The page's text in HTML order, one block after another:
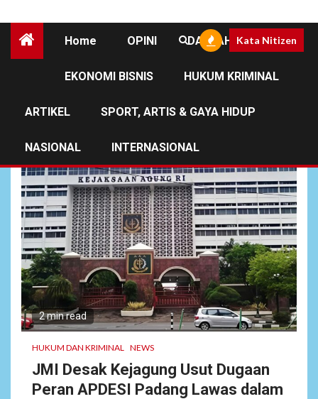
Home OPINI DAERAH
EKONOMI BISNIS HUKUM KRIMINAL
ARTIKEL SPORT, ARTIS & GAYA HIDUP
NASIONAL INTERNASIONAL
Kata Nitizen
2 min read
HUKUM DAN KRIMINAL NEWS
JMI Desak Kejagung Usut Dugaan
Peran APDESI Padang Lawas dalam